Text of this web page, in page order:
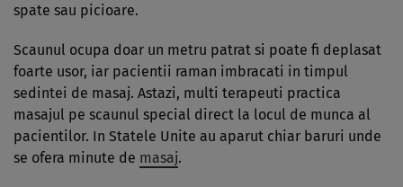
spate sau picioare.
Scaunul ocupa doar un metru patrat si poate fi deplasat
foarte usor, iar pacientii raman imbracati in timpul
sedintei de masaj. Astazi, multi terapeuti practica
masajul pe scaunul special direct la locul de munca al
pacientilor. In Statele Unite au aparut chiar baruri unde
se ofera minute de masaj.